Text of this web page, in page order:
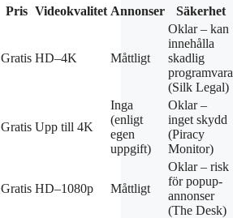
Pris Videokvalitet Annonser Säkerhet
Gratis HD–4K Måttligt
Oklar – kan
innehålla
skadlig
programvara
(Silk Legal)
Gratis Upp till 4K
Inga
(enligt
egen
uppgift)
Oklar –
inget skydd
(Piracy
Monitor)
Gratis HD–1080p Måttligt
Oklar – risk
för popup-
annonser
(The Desk)